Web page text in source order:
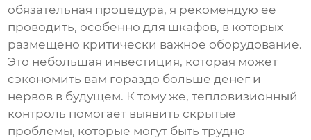
обязательная процедура, я рекомендую ее
проводить, особенно для шкафов, в которых
размещено критически важное оборудование.
Это небольшая инвестиция, которая может
сэкономить вам гораздо больше денег и
нервов в будущем. К тому же, тепловизионный
контроль помогает выявить скрытые
проблемы, которые могут быть трудно